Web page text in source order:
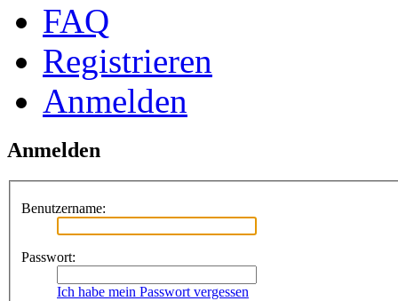
FAQ
Registrieren
Anmelden
Anmelden
Benutzername:
Passwort:
Ich habe mein Passwort vergessen